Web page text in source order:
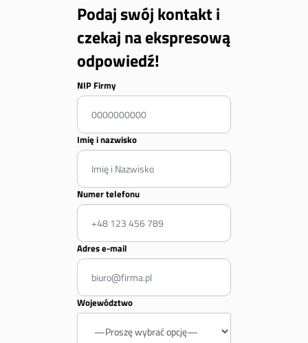
Podaj swój kontakt i
czekaj na ekspresową
odpowiedź!
NIP Firmy
Imię i nazwisko
Numer telefonu
Adres e-mail
Województwo